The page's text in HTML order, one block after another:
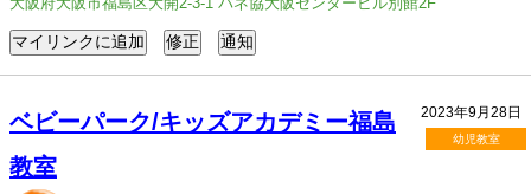
2023年9月28日
幼児教室
ベビーパーク/キッズアカデミー福島
教室